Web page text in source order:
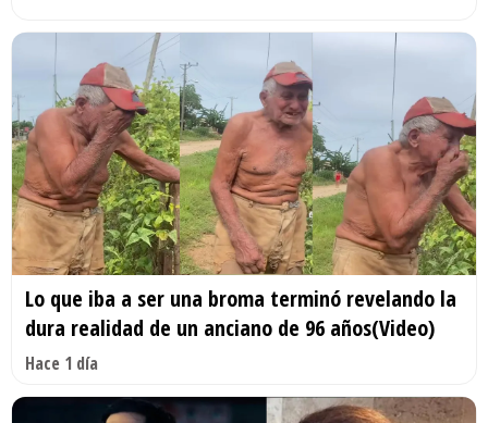
Lo que iba a ser una broma terminó revelando la
dura realidad de un anciano de 96 años(Video)
Hace 1 día